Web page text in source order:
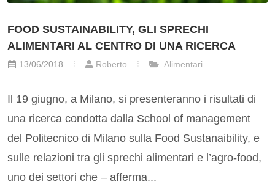
FOOD SUSTAINABILITY, GLI SPRECHI
ALIMENTARI AL CENTRO DI UNA RICERCA
13/06/2018 Roberto Alimentari
Il 19 giugno, a Milano, si presenteranno i risultati di
una ricerca condotta dalla School of management
del Politecnico di Milano sulla Food Sustanaibility, e
sulle relazioni tra gli sprechi alimentari e l’agro-food,
uno dei settori che – afferma...